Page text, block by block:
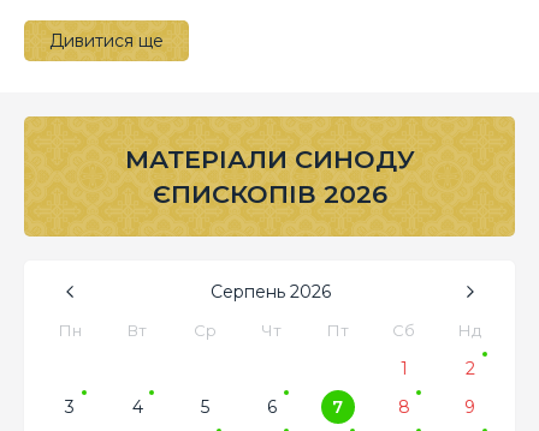
Дивитися ще
МАТЕРІАЛИ СИНОДУ
ЄПИСКОПІВ 2026
Серпень 2026
Пн Вт Ср Чт Пт Сб Нд
1
2
3
4 5 6 7 8
9